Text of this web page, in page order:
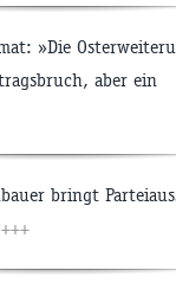
»Die
aber ein
bringt
+++